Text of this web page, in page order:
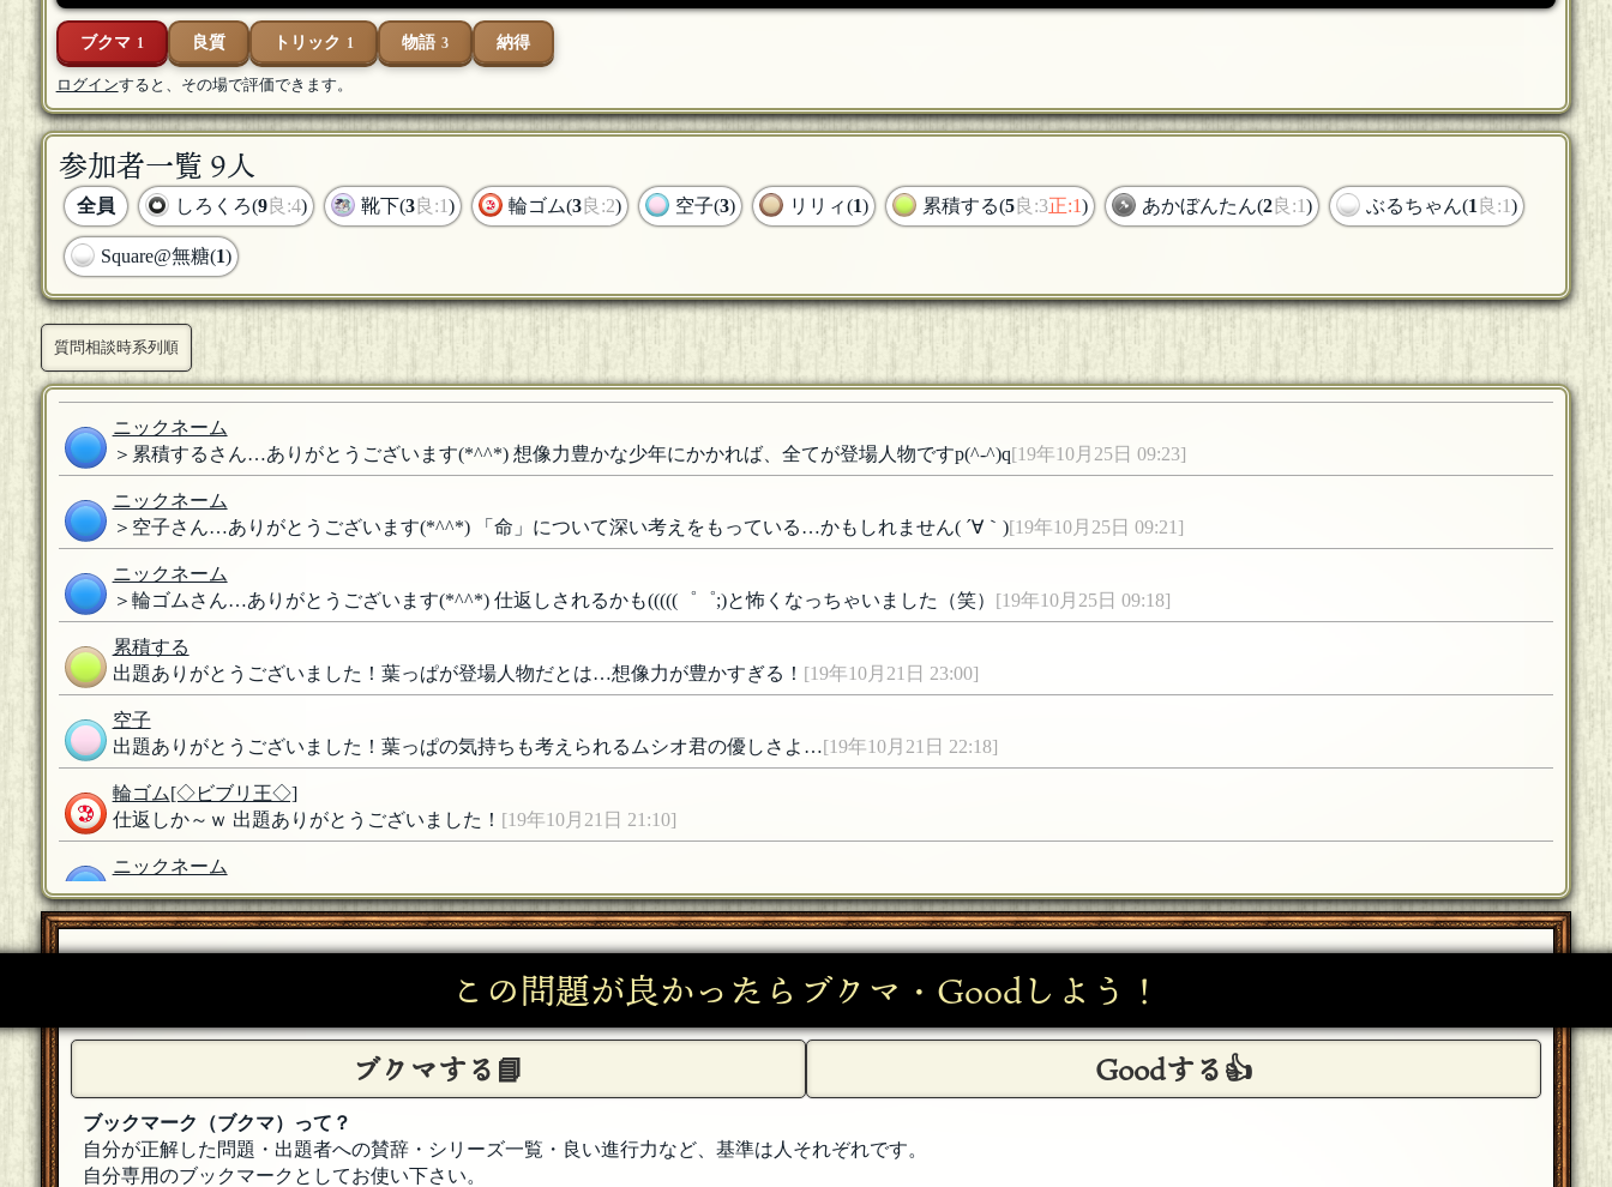
ブクマ 1 良質 トリック 1 物語 3 納得
ログインすると、その場で評価できます。
参加者一覧 9人
全員 しろくろ(9良:4) 靴下(3良:1) 輪ゴム(3良:2) 空子(3) リリィ(1) 累積する(5良:3正:1) あかぼんたん(2良:1) ぶるちゃん(1 良:1)
Square@無糖(1)
質問相談時系列順
ニックネーム
＞累積するさん…ありがとうございます(*^^*) 想像力豊かな少年にかかれば、全てが登場人物ですp(^-^)q[19年10月25日 09:23]
ニックネーム
＞空子さん…ありがとうございます(*^^*) 「命」について深い考えをもっている…かもしれません( ´∀｀)[19年10月25日 09:21]
ニックネーム
＞輪ゴムさん…ありがとうございます(*^^*) 仕返しされるかも(((((゜゜;)と怖くなっちゃいました（笑） [19年10月25日 09:18]
累積する
出題ありがとうございました！葉っぱが登場人物だとは…想像力が豊かすぎる！ [19年10月21日 23:00]
空子
出題ありがとうございました！葉っぱの気持ちも考えられるムシオ君の優しさよ…[19年10月21日 22:18]
輪ゴム[◇ビブリ王◇]
仕返しか～ｗ 出題ありがとうございました！ [19年10月21日 21:10]
ニックネーム
＞靴下さん…ありがとうございます(*^^*) なんて自己犠牲精神の美しい葉っぱさんなのでしょう(ToT)[19年10月21日 17:21]
＞しろくろさん…ありがとうございます(*^^*) 葉っぱさんからすれば迷惑な話だったわけです( ´_ゝ`)（“しかえし”と入力すれば変換されると思いますよ(^^)d ）[編集済]
しろくろ
葉っぱさんのしかいし(なぜか変換出来ない)こわ…！w なるほど、お礼参り的な感じだったのですね〜 ニックネームさん、出題ありがとうございました〜！
21日 10:10]
この問題が良かったらブクマ・Goodしよう！
ブクマする📘 Goodする👍
ブックマーク（ブクマ）って？
自分が正解した問題・出題者への賛辞・シリーズ一覧・良い進行力など、基準は人それぞれです。
自分専用のブックマークとしてお使い下さい。